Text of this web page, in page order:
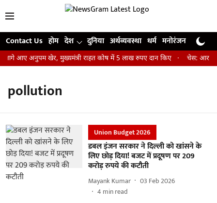
Contact Us होम देश दुनिया अर्थव्यवस्था धर्म मनोरंजन खेल
आए अनुपम खेर, मुख्यमंत्री राहत कोष में 5 लाख रुपए दान किए चेस: आर
pollution
Union Budget 2026
डबल इंजन सरकार ने दिल्ली को खांसने के
लिए छोड़ दिया! बजट में प्रदूषण पर 209
करोड़ रुपये की कटौती
Mayank Kumar
03 Feb 2026
4 min read